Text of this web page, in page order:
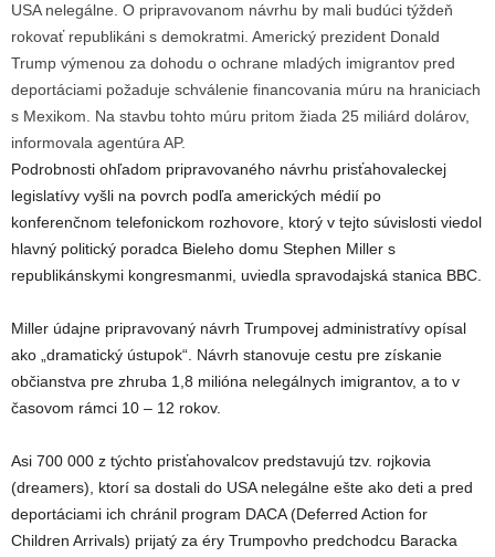
USA nelegálne. O pripravovanom návrhu by mali budúci týždeň
rokovať republikáni s demokratmi. Americký prezident Donald
Trump výmenou za dohodu o ochrane mladých imigrantov pred
deportáciami požaduje schválenie financovania múru na hraniciach
s Mexikom. Na stavbu tohto múru pritom žiada 25 miliárd dolárov,
informovala agentúra AP.
Podrobnosti ohľadom pripravovaného návrhu prisťahovaleckej
legislatívy vyšli na povrch podľa amerických médií po
konferenčnom telefonickom rozhovore, ktorý v tejto súvislosti viedol
hlavný politický poradca Bieleho domu Stephen Miller s
republikánskymi kongresmanmi, uviedla spravodajská stanica BBC.
Miller údajne pripravovaný návrh Trumpovej administratívy opísal
ako „dramatický ústupok“. Návrh stanovuje cestu pre získanie
občianstva pre zhruba 1,8 milióna nelegálnych imigrantov, a to v
časovom rámci 10 – 12 rokov.
Asi 700 000 z týchto prisťahovalcov predstavujú tzv. rojkovia
(dreamers), ktorí sa dostali do USA nelegálne ešte ako deti a pred
deportáciami ich chránil program DACA (Deferred Action for
Children Arrivals) prijatý za éry Trumpovho predchodcu Baracka